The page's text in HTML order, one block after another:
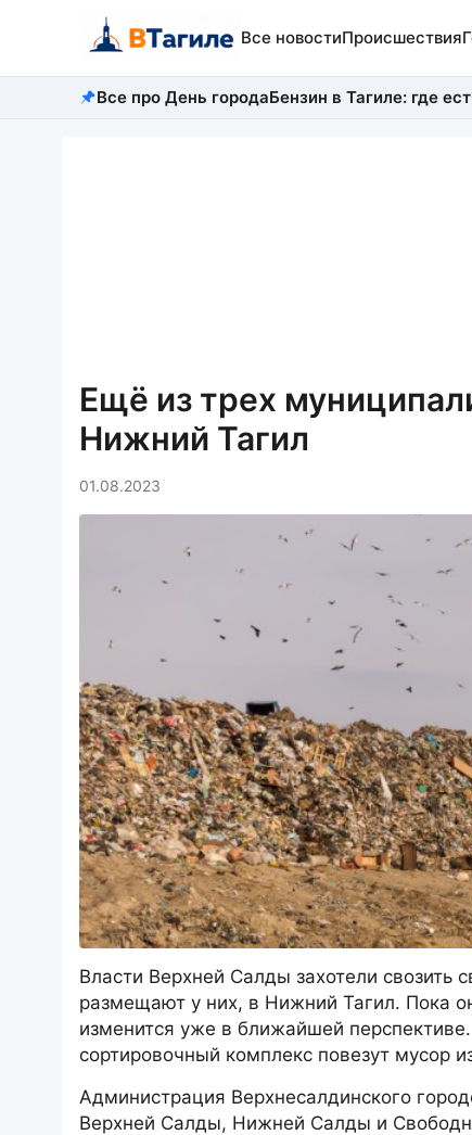
Все новостиПроисшествия
Все про День городаБензин в Тагиле: где
Ещё из трех
Нижний Тагил
01.08.2023
Власти Верхней Салды захотели свозить
размещают у них, в Нижний Тагил. Пока
изменится уже в ближайшей
сортировочный комплекс повезут мусор
Администрация Верхнесалдинского
Верхней Салды, Нижней Салды и